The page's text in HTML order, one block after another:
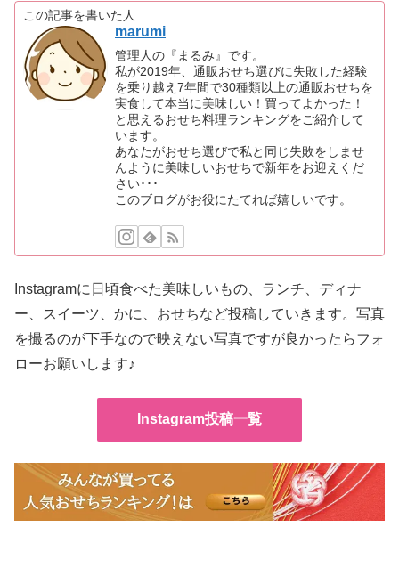
この記事を書いた人
marumi
管理人の『まるみ』です。
私が2019年、通販おせち選びに失敗した経験
を乗り越え7年間で30種類以上の通販おせちを
実食して本当に美味しい！買ってよかった！
と思えるおせち料理ランキングをご紹介して
います。
あなたがおせち選びで私と同じ失敗をしませ
んように美味しいおせちで新年をお迎えくだ
さい･･･
このブログがお役にたてれば嬉しいです。
Instagramに日頃食べた美味しいもの、ランチ、ディナ
ー、スイーツ、かに、おせちなど投稿していきます。写真
を撮るのが下手なので映えない写真ですが良かったらフォ
ローお願いします♪
Instagram投稿一覧